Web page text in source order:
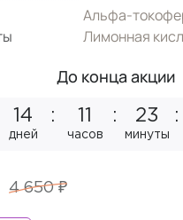
Альфа-
Лимонная
До конца акции
14
дней часов
23
минуты
4 650 ₽